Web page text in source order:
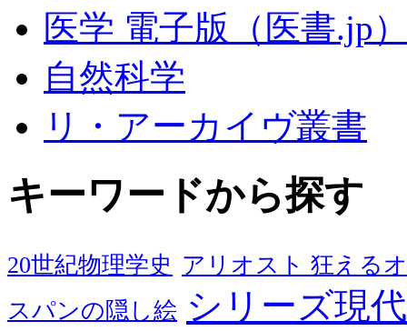
医学 電子版（医書.jp
自然科学
リ・アーカイヴ叢書
キーワードから探す
20世紀物理学史 アリオスト 狂える
スパンの隠し絵 シリーズ現